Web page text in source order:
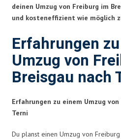
deinen Umzug von Freiburg im
und kosteneffizient wie möglich
Erfahrungen
Umzug von
Breisgau nach
Erfahrungen zu einem Umzug
Terni
Du planst einen Umzug von